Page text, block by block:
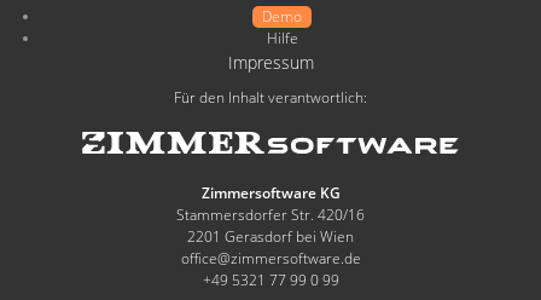
Demo
Hilfe
Impressum
Für den Inhalt verantwortlich:
Zimmersoftware KG
Stammersdorfer Str. 420/16
2201 Gerasdorf bei Wien
office@zimmersoftware.de
+49 5321 77 99 0 99